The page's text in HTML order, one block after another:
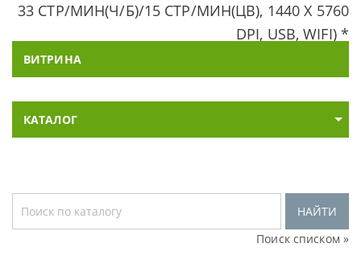
33 СТР/МИН(Ч/Б)/15 СТР/МИН(ЦВ), 1440 X 5760
DPI, USB, WIFI) *
ВИТРИНА
КАТАЛОГ
НАЙТИ
Поиск списком »